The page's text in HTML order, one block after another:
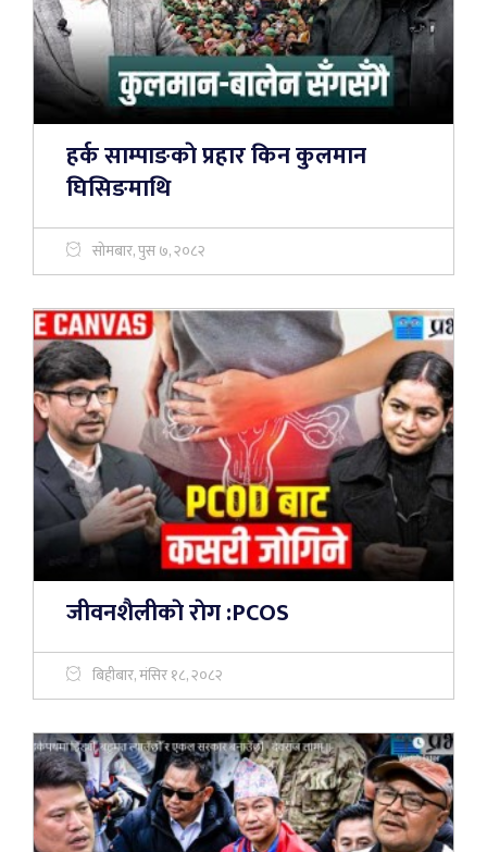
हर्क साम्पाङकाे प्रहार किन कुलमान
घिसिङमाथि
सोमबार, पुस ७, २०८२
जीवनशैलीकाे राेग :PCOS
बिहीबार, मंसिर १८, २०८२